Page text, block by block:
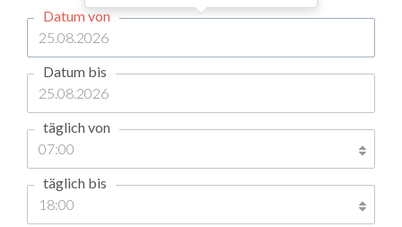
Datum von
Datum bis
täglich von
täglich bis